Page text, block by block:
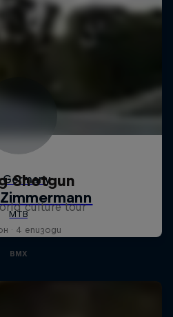
Shotgun
culture tour
· 4 епизоди
BMX